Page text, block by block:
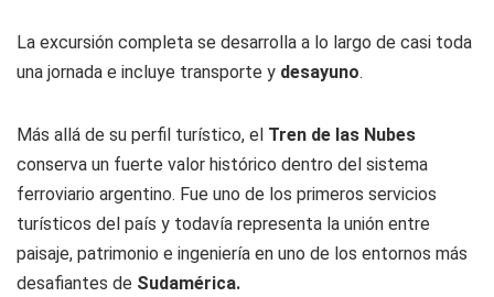
La excursión completa se desarrolla a lo largo de casi toda
una jornada e incluye transporte y desayuno.
Más allá de su perfil turístico, el Tren de las Nubes
conserva un fuerte valor histórico dentro del sistema
ferroviario argentino. Fue uno de los primeros servicios
turísticos del país y todavía representa la unión entre
paisaje, patrimonio e ingeniería en uno de los entornos más
desafiantes de Sudamérica.